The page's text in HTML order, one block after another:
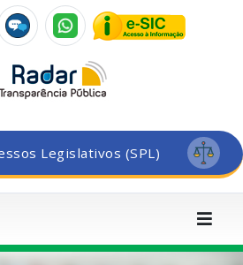
Legislativos (SPL)